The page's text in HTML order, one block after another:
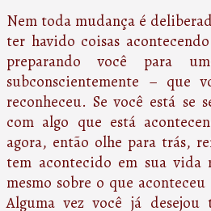
Nem toda mudança é
ter havido coisas
preparando você para
subconscientemente – que
reconheceu. Se você está se
com algo que está
agora, então olhe para trás,
tem acontecido em sua vida
mesmo sobre o que
Alguma vez você já desejou